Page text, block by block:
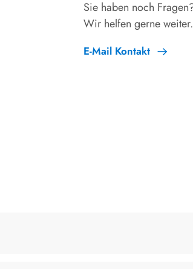
Sie haben noch
Wir helfen gerne weiter.
E-Mail Kontakt